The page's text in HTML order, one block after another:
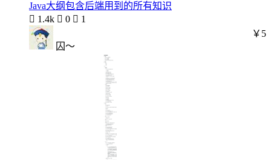
Java大纲包含后端用到的所有知识
 1.4k  0  1
囚～
￥5